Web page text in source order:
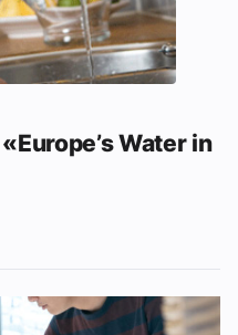
Water in